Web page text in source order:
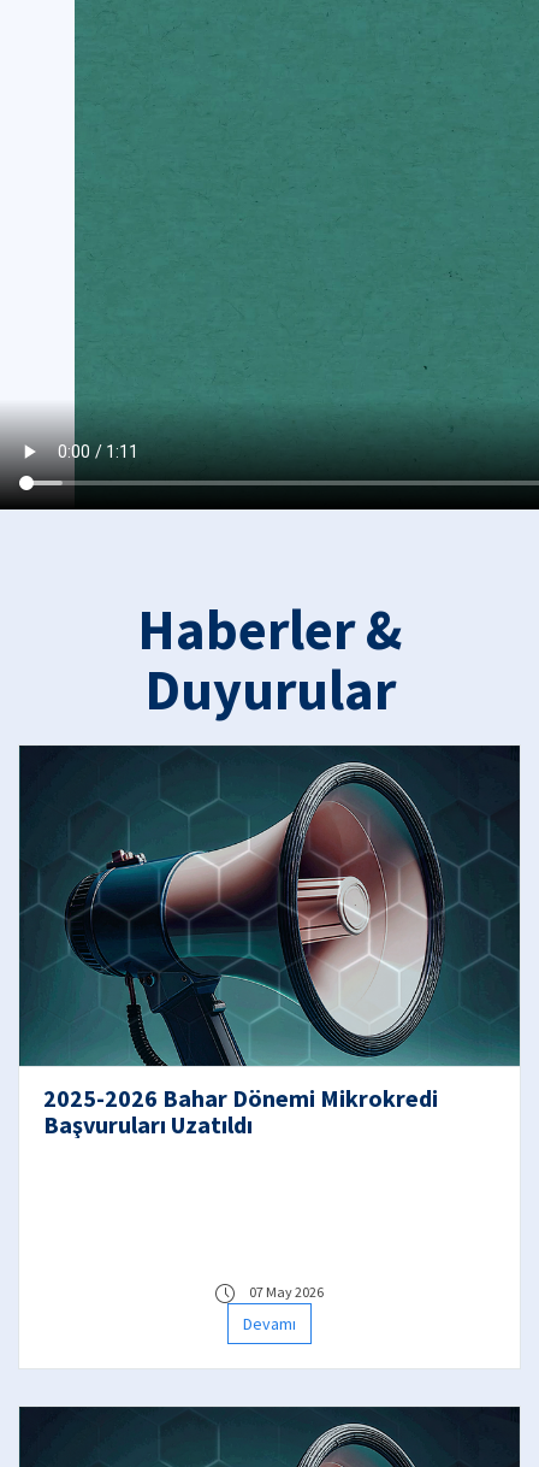
Haberler &
Duyurular
2025-2026 Bahar Dönemi Mikrokredi
Başvuruları Uzatıldı
07 May 2026
Devamı